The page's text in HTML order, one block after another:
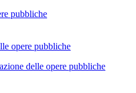
pubbliche
opere pubbliche
delle opere pubbliche